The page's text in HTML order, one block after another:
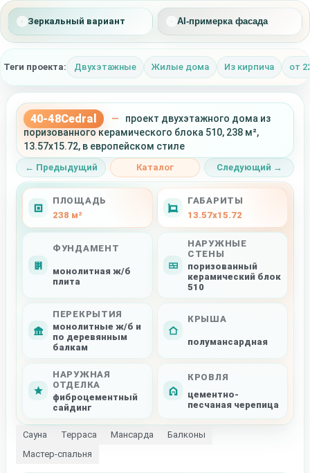
Зеркальный вариант AI-примерка фасада
Теги проекта: Двухэтажные Жилые дома Из кирпича от
40-48Cedral —
проект двухэтажного дома из
поризованного керамического блока 510, 238 м²,
13.57x15.72, в европейском стиле
← Предыдущий Каталог Следующий →
ПЛОЩАДЬ
238 м²
ГАБАРИТЫ
13.57x15.72
ФУНДАМЕНТ
монолитная ж/б
плита
НАРУЖНЫЕ
СТЕНЫ
поризованный
керамический блок
510
ПЕРЕКРЫТИЯ
монолитные ж/б и
по деревянным
балкам
КРЫША
полумансардная
НАРУЖНАЯ
ОТДЕЛКА
фиброцементный
сайдинг
КРОВЛЯ
цементно-
песчаная черепица
Сауна Терраса Мансарда
Балконы
Мастер-спальня